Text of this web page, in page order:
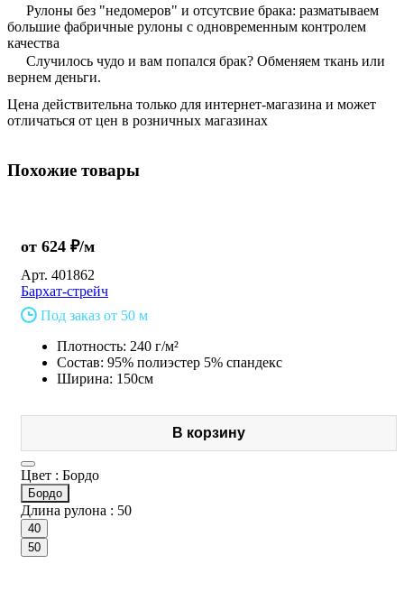
Рулоны без "недомеров" и отсутсвие брака: разматываем
большие фабричные рулоны с одновременным контролем
качества
Случилось чудо и вам попался брак? Обменяем ткань или
вернем деньги.
Цена действительна только для интернет-магазина и может
отличаться от цен в розничных магазинах
Похожие товары
от 624 ₽/м
Арт. 401862
Бархат-стрейч
Под заказ от 50 м
Плотность: 240 г/м²
Состав: 95% полиэстер 5% спандекс
Ширина: 150см
В корзину
Цвет : Бордо
Бордо
Длина рулона : 50
40
50